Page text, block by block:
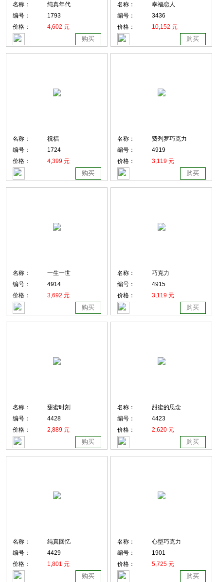
名称：
纯真年代
编号：
1793
价格：
4,602 元
购买
名称：
幸福恋人
编号：
3436
价格：
10,152 元
购买
名称：
祝福
编号：
1724
价格：
4,399 元
购买
名称：
费列罗巧克力
编号：
4919
价格：
3,119 元
购买
名称：
一生一世
编号：
4914
价格：
3,692 元
购买
名称：
巧克力
编号：
4915
价格：
3,119 元
购买
名称：
甜蜜时刻
编号：
4428
价格：
2,889 元
购买
名称：
甜蜜的思念
编号：
4423
价格：
2,620 元
购买
名称：
纯真回忆
编号：
4429
价格：
1,801 元
购买
名称：
心型巧克力
编号：
1901
价格：
5,725 元
购买